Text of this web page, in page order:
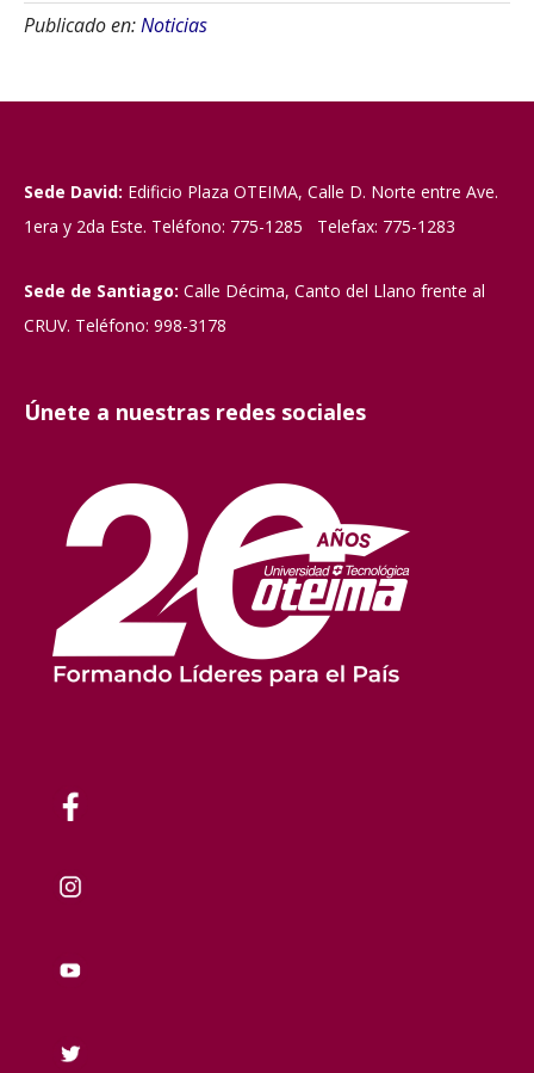
Publicado en:Noticias
Sede David: Edificio Plaza OTEIMA, Calle D. Norte entre Ave.
1era y 2da Este. Teléfono: 775-1285 Telefax: 775-1283
Sede de Santiago: Calle Décima, Canto del Llano frente al
CRUV. Teléfono: 998-3178
Únete a nuestras redes sociales